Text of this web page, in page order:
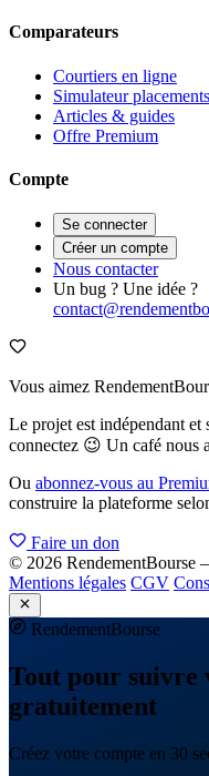
Comparateurs
Courtiers en ligne
Simulateur placements
Articles & guides
Offre Premium
Compte
Se connecter
Créer un compte
Nous contacter
Un bug ? Une idée ?
Vous aimez
Le projet est indépendant
connectez 😉 Un café nous
Ou abonnez-vous au
construire la plateforme
Faire un don
© 2026 RendementBourse
Mentions légales CGV
RendementBourse
Tout pour suivre
gratuitement
Créez votre compte en 30